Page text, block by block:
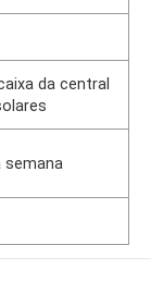
da central
semana